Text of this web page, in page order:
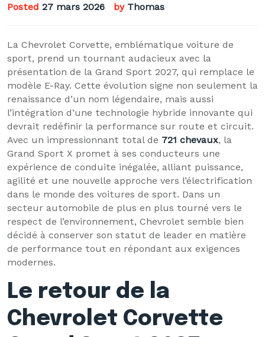
Posted 27 mars 2026 by Thomas
La Chevrolet Corvette, emblématique voiture de
sport, prend un tournant audacieux avec la
présentation de la Grand Sport 2027, qui remplace le
modèle E-Ray. Cette évolution signe non seulement la
renaissance d’un nom légendaire, mais aussi
l’intégration d’une technologie hybride innovante qui
devrait redéfinir la performance sur route et circuit.
Avec un impressionnant total de 721 chevaux, la
Grand Sport X promet à ses conducteurs une
expérience de conduite inégalée, alliant puissance,
agilité et une nouvelle approche vers l’électrification
dans le monde des voitures de sport. Dans un
secteur automobile de plus en plus tourné vers le
respect de l’environnement, Chevrolet semble bien
décidé à conserver son statut de leader en matière
de performance tout en répondant aux exigences
modernes.
Le retour de la
Chevrolet Corvette